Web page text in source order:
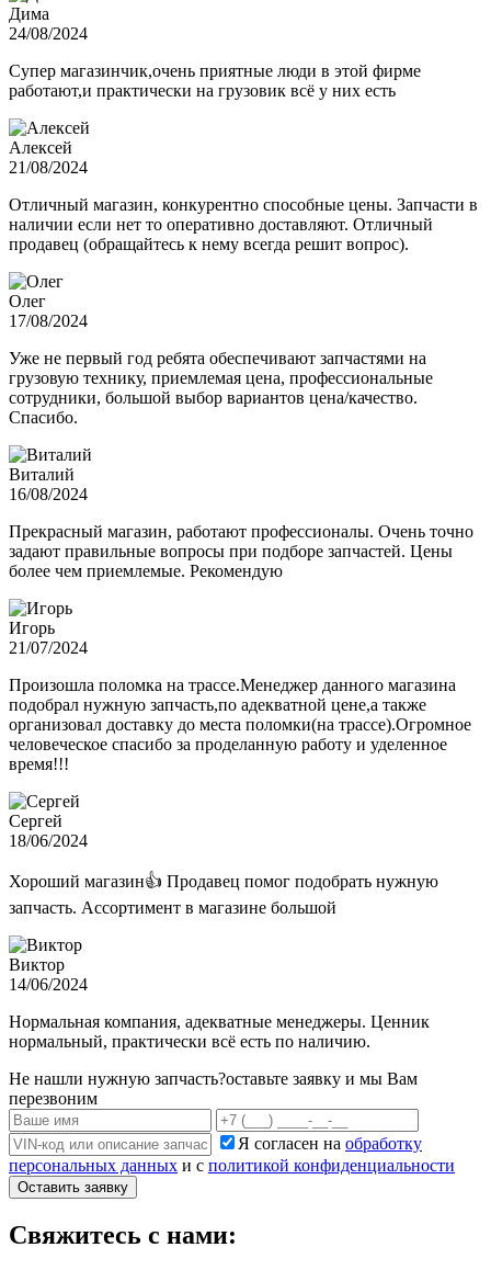
Дима
24/08/2024
Супер магазинчик,очень приятные люди в этой фирме
работают,и практически на грузовик всё у них есть
Алексей
21/08/2024
Отличный магазин, конкурентно способные цены. Запчасти в
наличии если нет то оперативно доставляют. Отличный
продавец (обращайтесь к нему всегда решит вопрос).
Олег
17/08/2024
Уже не первый год ребята обеспечивают запчастями на
грузовую технику, приемлемая цена, профессиональные
сотрудники, большой выбор вариантов цена/качество.
Спасибо.
Виталий
16/08/2024
Прекрасный магазин, работают профессионалы. Очень точно
задают правильные вопросы при подборе запчастей. Цены
более чем приемлемые. Рекомендую
Игорь
21/07/2024
Произошла поломка на трассе.Менеджер данного магазина
подобрал нужную запчасть,по адекватной цене,а также
организовал доставку до места поломки(на трассе).Огромное
человеческое спасибо за проделанную работу и уделенное
время!!!
Сергей
18/06/2024
Хороший магазин👍 Продавец помог подобрать нужную
запчасть. Ассортимент в магазине большой
Виктор
14/06/2024
Нормальная компания, адекватные менеджеры. Ценник
нормальный, практически всё есть по наличию.
Не нашли нужную запчасть?оставьте заявку и мы Вам
перезвоним
Я согласен на обработку
персональных данных и с политикой конфиденциальности
Оставить заявку
Свяжитесь с нами: